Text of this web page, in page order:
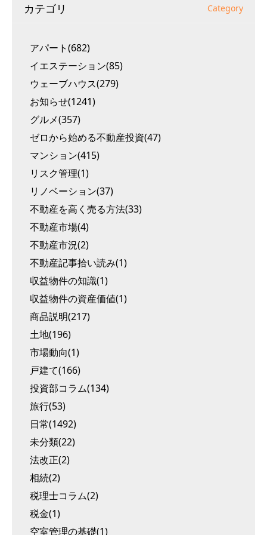
カテゴリ Category
アパート(682)
イエステーション(85)
ウェーブハウス(279)
お知らせ(1241)
グルメ(357)
ゼロから始める不動産投資(47)
マンション(415)
リスク管理(1)
リノベーション(37)
不動産を高く売る方法(33)
不動産市場(4)
不動産市況(2)
不動産記事拾い読み(1)
収益物件の知識(1)
収益物件の資産価値(1)
商品説明(217)
土地(196)
市場動向(1)
戸建て(166)
投資部コラム(134)
旅行(53)
日常(1492)
未分類(22)
法改正(2)
相続(2)
税理士コラム(2)
税金(1)
空室管理の基礎(1)